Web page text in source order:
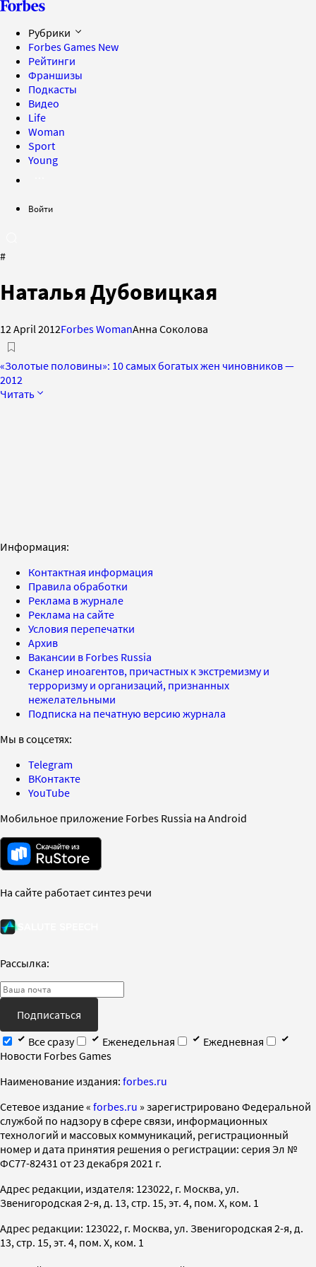
Рубрики
Forbes Games New
Рейтинги
Франшизы
Подкасты
Видео
Life
Woman
Sport
Young
Войти
#
Наталья Дубовицкая
12 April 2012Forbes WomanАнна Соколова
«Золотые половины»: 10 самых богатых жен чиновников —
2012
Читать
Информация:
Контактная информация
Правила обработки
Реклама в журнале
Реклама на сайте
Условия перепечатки
Архив
Вакансии в Forbes Russia
Сканер иноагентов, причастных к экстремизму и
терроризму и организаций, признанных
нежелательными
Подписка на печатную версию журнала
Мы в соцсетях:
Telegram
ВКонтакте
YouTube
Мобильное приложение Forbes Russia на Android
На сайте работает синтез речи
Рассылка:
Подписаться
Все сразу
Еженедельная
Ежедневная
Новости Forbes Games
Наименование издания: forbes.ru
Cетевое издание « forbes.ru » зарегистрировано Федеральной
службой по надзору в сфере связи, информационных
технологий и массовых коммуникаций, регистрационный
номер и дата принятия решения о регистрации: серия Эл №
ФС77-82431 от 23 декабря 2021 г.
Адрес редакции, издателя: 123022, г. Москва, ул.
Звенигородская 2-я, д. 13, стр. 15, эт. 4, пом. X, ком. 1
Адрес редакции: 123022, г. Москва, ул. Звенигородская 2-я, д.
13, стр. 15, эт. 4, пом. X, ком. 1